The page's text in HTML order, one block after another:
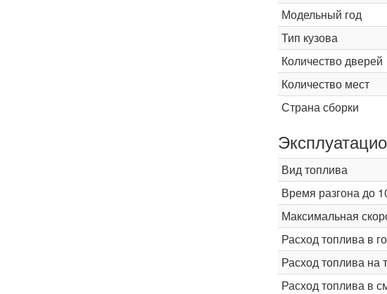
Модельный год
Тип кузова
Количество дверей
Количество мест
Страна сборки
Вид топлива
Время разгона до
Максимальная
Расход топлива в
Расход топлива на
Расход топлива в